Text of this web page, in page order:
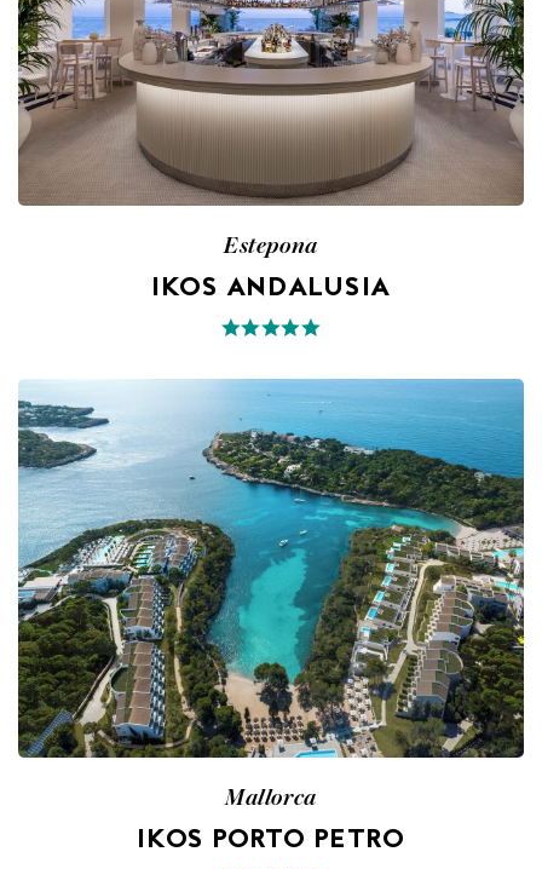
Estepona
IKOS ANDALUSIA
Mallorca
IKOS PORTO PETRO